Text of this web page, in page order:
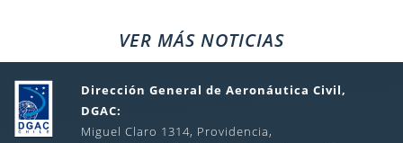
VER MÁS NOTICIAS
Dirección General de Aeronáutica Civil,
DGAC:
Miguel Claro 1314, Providencia,